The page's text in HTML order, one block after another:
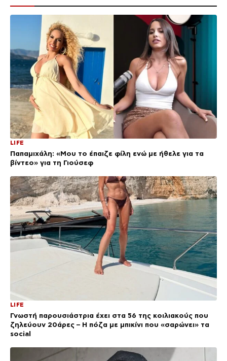
LIFE
Παπαμιχάλη: «Μου το έπαιζε φίλη ενώ με ήθελε για τα
βίντεο» για τη Γιούσεφ
LIFE
Γνωστή παρουσιάστρια έχει στα 56 της κοιλιακούς που
ζηλεύουν 20άρες – Η πόζα με μπικίνι που «σαρώνει» τα
social